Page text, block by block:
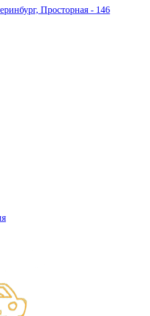
Просторная - 146